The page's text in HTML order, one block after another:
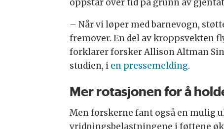
oppstår over tid på grunn av
– Når vi løper med barnevogn,
fremover. En del av kroppsvekten
forklarer forsker Allison Altman
studien, i en pressemelding.
Mer rotasjonen for å
Men forskerne fant også en mulig
vridningsbelastningene i føttene